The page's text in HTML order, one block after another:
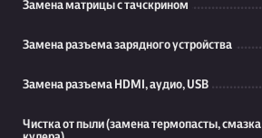
Замена матрицы с тачскрином
Замена разъема зарядного устройства
Замена разъема HDMI, аудио, USB
Чистка от пыли (замена термопасты, смазка